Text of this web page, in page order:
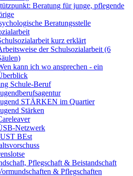
Beratung für junge, pflegende
Beratungsstelle
kurz erklärt
der Schulsozialarbeit (6
kann ich wo ansprechen - ein
Schule-Beruf
STÄRKEN im Quartier
Stärken
Netzwerk
BEst
Pflegschaft & Beistandschaft
& Pflegschaften